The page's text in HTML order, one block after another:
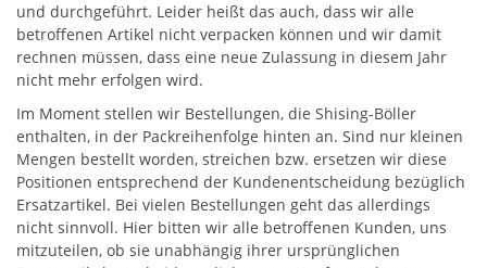
und durchgeführt. Leider heißt das auch, dass wir alle
betroffenen Artikel nicht verpacken können und wir damit
rechnen müssen, dass eine neue Zulassung in diesem Jahr
nicht mehr erfolgen wird.
Im Moment stellen wir Bestellungen, die Shising-Böller
enthalten, in der Packreihenfolge hinten an. Sind nur kleinen
Mengen bestellt worden, streichen bzw. ersetzen wir diese
Positionen entsprechend der Kundenentscheidung bezüglich
Ersatzartikel. Bei vielen Bestellungen geht das allerdings
nicht sinnvoll. Hier bitten wir alle betroffenen Kunden, uns
mitzuteilen, ob sie unabhängig ihrer ursprünglichen